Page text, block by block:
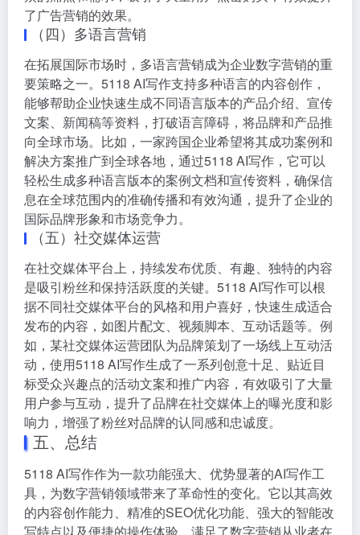
了广告营销的效果。
（四）多语言营销
在拓展国际市场时，多语言营销成为企业数字营销的重
要策略之一。5118 AI写作支持多种语言的内容创作，
能够帮助企业快速生成不同语言版本的产品介绍、宣传
文案、新闻稿等资料，打破语言障碍，将品牌和产品推
向全球市场。比如，一家跨国企业希望将其成功案例和
解决方案推广到全球各地，通过5118 AI写作，它可以
轻松生成多种语言版本的案例文档和宣传资料，确保信
息在全球范围内的准确传播和有效沟通，提升了企业的
国际品牌形象和市场竞争力。
（五）社交媒体运营
在社交媒体平台上，持续发布优质、有趣、独特的内容
是吸引粉丝和保持活跃度的关键。5118 AI写作可以根
据不同社交媒体平台的风格和用户喜好，快速生成适合
发布的内容，如图片配文、视频脚本、互动话题等。例
如，某社交媒体运营团队为品牌策划了一场线上互动活
动，使用5118 AI写作生成了一系列创意十足、贴近目
标受众兴趣点的活动文案和推广内容，有效吸引了大量
用户参与互动，提升了品牌在社交媒体上的曝光度和影
响力，增强了粉丝对品牌的认同感和忠诚度。
五、总结
5118 AI写作作为一款功能强大、优势显著的AI写作工
具，为数字营销领域带来了革命性的变化。它以其高效
的内容创作能力、精准的SEO优化功能、强大的智能改
写特点以及便捷的操作体验，满足了数字营销从业者在